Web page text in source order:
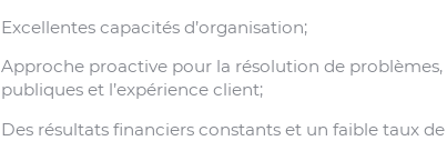
Excellentes capacités d’organisation;
Approche proactive pour la résolution de problèmes,
publiques et l’expérience client;
Des résultats financiers constants et un faible taux de